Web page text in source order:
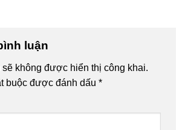
luận
sẽ không được hiển thị công khai.
buộc được đánh dấu *